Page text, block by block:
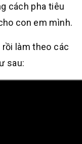
cách pha tiêu
con em mình.
làm theo các
sau: